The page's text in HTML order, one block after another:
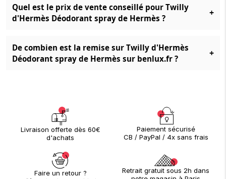
Quel est le prix de vente conseillé pour Twilly
d'Hermès Déodorant spray de Hermès ?
+
De combien est la remise sur Twilly d'Hermès
Déodorant spray de Hermès sur benlux.fr ?
+
Livraison offerte dès 60€
d'achats
Paiement sécurisé
CB / PayPal / 4x sans frais
Faire un retour ?
Retrait gratuit sous 2h dans